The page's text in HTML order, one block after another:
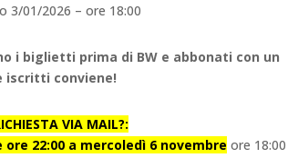
3/01/2026 – ore 18:00
i biglietti prima di BW e abbonati con un
iscritti conviene!
VIA MAIL?:
22:00 a mercoledì 6 novembre ore 18:00